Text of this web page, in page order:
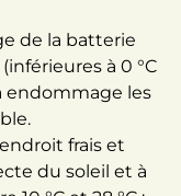
de la batterie
à 0 °C
endommage les
frais et
du soleil et à